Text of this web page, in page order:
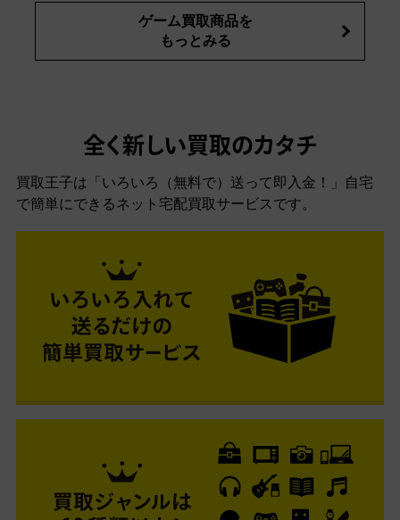
ゲーム買取商品を
もっとみる
全く新しい買取のカタチ
買取王子は「いろいろ（無料で）送って即入金！」自宅
で簡単にできるネット宅配買取サービスです。